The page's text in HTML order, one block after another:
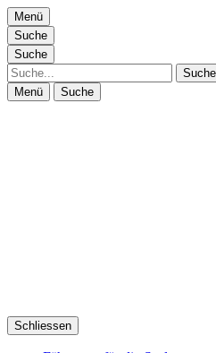
Menü
Suche
Suche
Suche
Menü Suche
Schliessen